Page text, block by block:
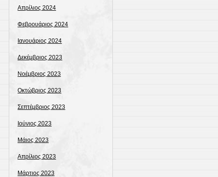
Απρίλιος 2024
Φεβρουάριος 2024
Ιανουάριος 2024
Δεκέμβριος 2023
Νοέμβριος 2023
Οκτώβριος 2023
Σεπτέμβριος 2023
Ιούνιος 2023
Μάιος 2023
Απρίλιος 2023
Μάρτιος 2023